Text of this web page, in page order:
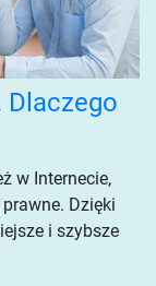
Dlaczego
w Internecie,
Dzięki
i szybsze